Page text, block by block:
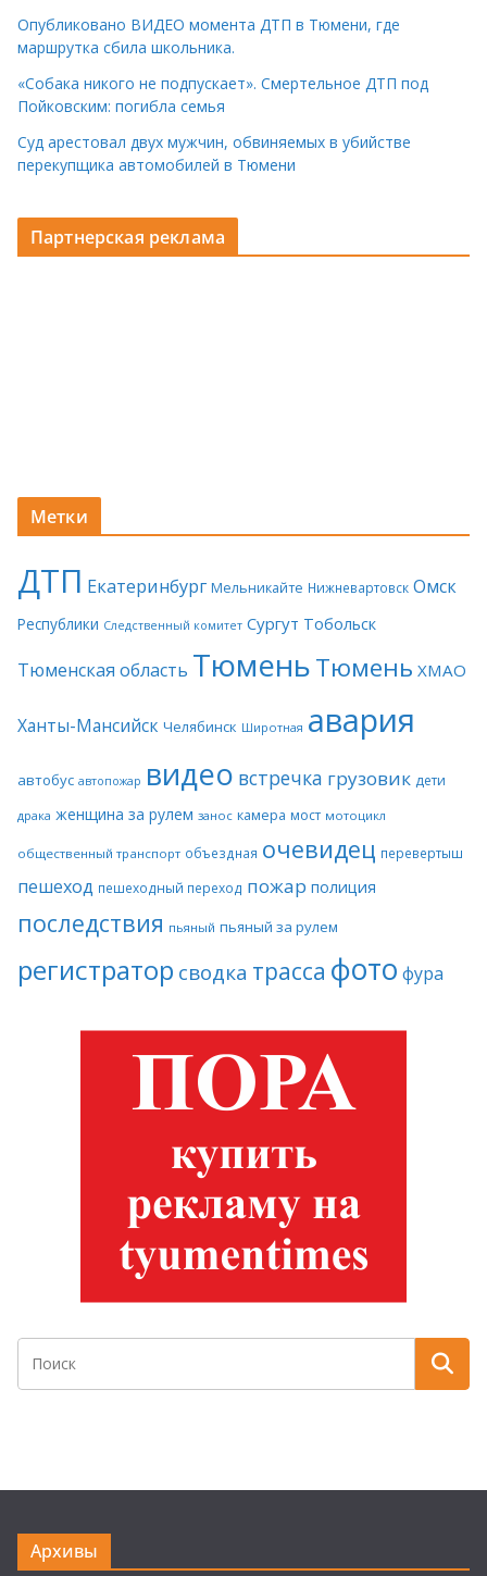
Опубликовано ВИДЕО момента ДТП в Тюмени, где
маршрутка сбила школьника.
«Собака никого не подпускает». Смертельное ДТП под
Пойковским: погибла семья
Суд арестовал двух мужчин, обвиняемых в убийстве
перекупщика автомобилей в Тюмени
Партнерская реклама
Метки
ДТП Екатеринбург Мельникайте Нижневартовск Омск
Республики Следственный комитет Сургут Тобольск
Тюменская область ТюменьТюмень ХМАО
Ханты-Мансийск Челябинск Широтная авария
автобус автопожар видео встречка грузовик дети
драка женщина за рулем занос камера мост мотоцикл
общественный транспорт объездная очевидец перевертыш
пешеход пешеходный переход пожар полиция
последствия пьяный пьяный за рулем
регистратор сводка трасса фото фура
Архивы